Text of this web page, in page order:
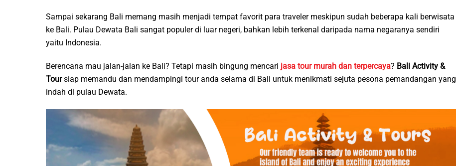
Sampai sekarang Bali memang masih menjadi tempat favorit para traveler meskipun sudah beberapa kali berwisata
ke Bali. Pulau Dewata Bali sangat populer di luar negeri, bahkan lebih terkenal daripada nama negaranya sendiri
yaitu Indonesia.
Berencana mau jalan-jalan ke Bali? Tetapi masih bingung mencari jasa tour murah dan terpercaya? Bali Activity &
Toursiap memandu dan mendampingi tour anda selama di Bali untuk menikmati sejuta pesona pemandangan yang
indah di pulau Dewata.